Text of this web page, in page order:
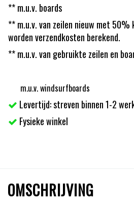
** m.u.v. boards
** m.u.v. van zeilen nieuw met
worden verzendkosten berekend.
** m.u.v. van gebruikte zeilen en
m.u.v. windsurfboards
Levertijd: streven binnen 1-2
Fysieke winkel
OMSCHRIJVING